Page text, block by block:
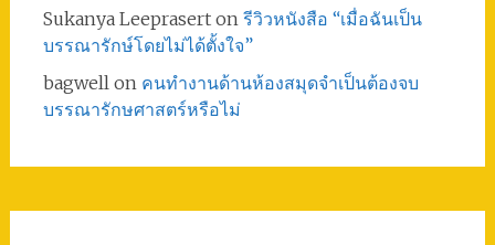
Sukanya Leepraserton รีวิวหนังสือ “เมื่อฉันเป็น
บรรณารักษ์โดยไม่ได้ตั้งใจ”
bagwell on คนทำงานด้านห้องสมุดจำเป็นต้องจบ
บรรณารักษศาสตร์หรือไม่